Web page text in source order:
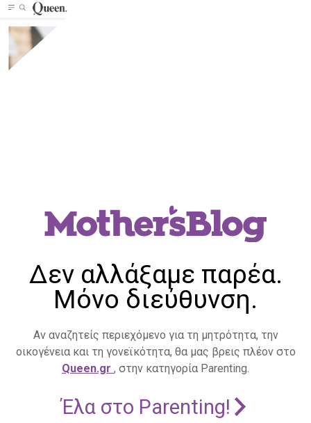
Δεν αλλάξαμε παρέα.
Μόνο διεύθυνση.
Αν αναζητείς περιεχόμενο για τη μητρότητα, την
οικογένεια και τη γονεϊκότητα, θα μας βρεις πλέον στο
Queen.gr , στην κατηγορία Parenting.
Έλα στο Parenting!